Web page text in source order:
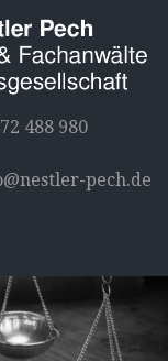
488 980
pech.de